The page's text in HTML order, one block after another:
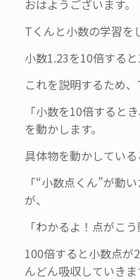
おはようございます
Tくんと小数の学習を
小数1.23を10倍する
これを説明するため
「小数を10倍すると
を動かします。
具体物を動かしてい
「“小数点くん”が動
が、
「わかるよ！点がこ
100倍すると小数点が
んどん吸収していきま